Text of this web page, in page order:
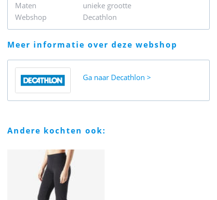
Maten
unieke grootte
Webshop
Decathlon
meer informatie over deze webshop
Ga naar Decathlon
andere kochten ook: